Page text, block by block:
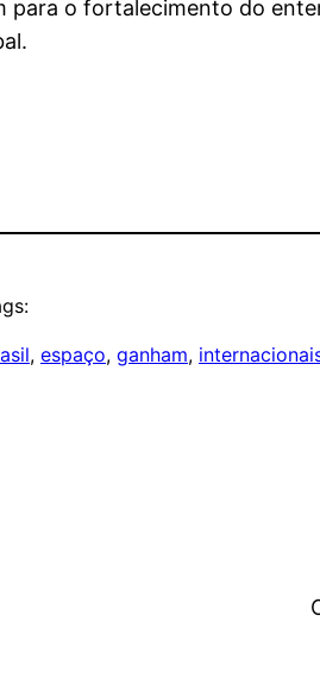
para o fortalecimento do
, espaço, ganham,